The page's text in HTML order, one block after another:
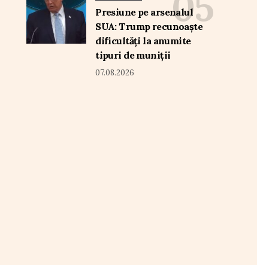
Presiune pe arsenalul
SUA: Trump recunoaște
dificultăți la anumite
tipuri de muniții
07.08.2026